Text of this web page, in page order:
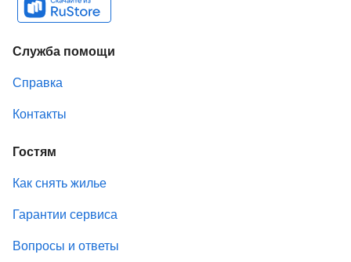
Служба помощи
Справка
Контакты
Гостям
Как снять жилье
Гарантии сервиса
Вопросы и ответы